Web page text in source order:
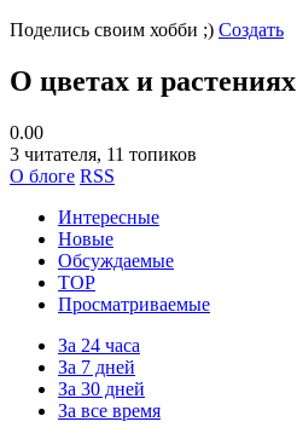
Поделись своим хобби ;) Создать
О цветах и растениях
0.00
3 читателя, 11 топиков
О блоге RSS
Интересные
Новые
Обсуждаемые
TOP
Просматриваемые
За 24 часа
За 7 дней
За 30 дней
За все время